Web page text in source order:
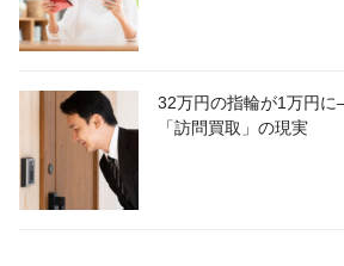
32万円の指輪が1万円
「訪問買取」の現実